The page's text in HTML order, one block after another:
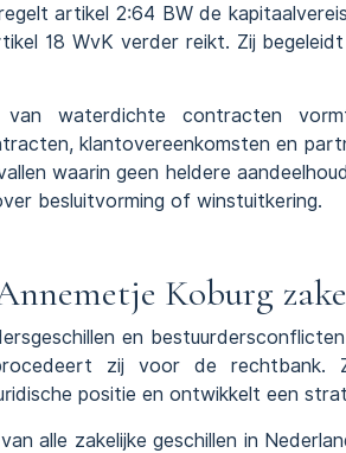
artikel 2:64 BW de
18 WvK verder reikt. Zij
van waterdichte contracten
klantovereenkomsten en
waarin geen heldere
besluitvorming of winstuitkering.
Koburg
en
zij voor de rechtbank.
positie en ontwikkelt een
alle zakelijke geschillen in